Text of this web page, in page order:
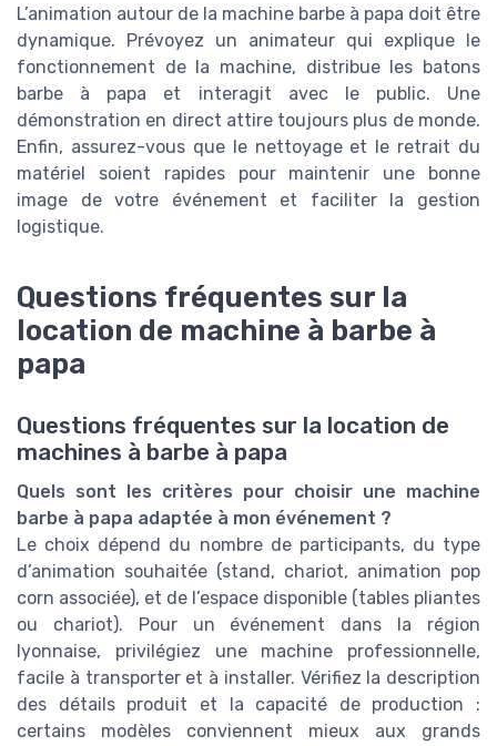
L’animation autour de la machine barbe à papa doit être
dynamique. Prévoyez un animateur qui explique le
fonctionnement de la machine, distribue les batons
barbe à papa et interagit avec le public. Une
démonstration en direct attire toujours plus de monde.
Enfin, assurez-vous que le nettoyage et le retrait du
matériel soient rapides pour maintenir une bonne
image de votre événement et faciliter la gestion
logistique.
Questions fréquentes sur la
location de machine à barbe à
papa
Questions fréquentes sur la location de
machines à barbe à papa
Quels sont les critères pour choisir une machine
barbe à papa adaptée à mon événement ?
Le choix dépend du nombre de participants, du type
d’animation souhaitée (stand, chariot, animation pop
corn associée), et de l’espace disponible (tables pliantes
ou chariot). Pour un événement dans la région
lyonnaise, privilégiez une machine professionnelle,
facile à transporter et à installer. Vérifiez la description
des détails produit et la capacité de production :
certains modèles conviennent mieux aux grands